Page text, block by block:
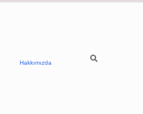
Hakkımızda